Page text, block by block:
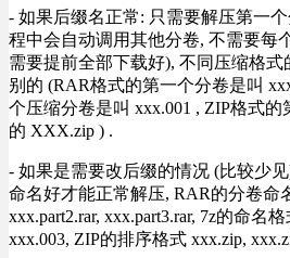
- 如果后缀名正常: 只需要解压第一
程中会自动调用其他分卷, 不需要每
需要提前全部下载好), 不同压缩格
别的 (RAR格式的第一个分卷是叫
个压缩分卷是叫 xxx.001 , ZIP格式
的 XXX.zip ) .
- 如果是需要改后缀的情况 (比较少
命名好才能正常解压, RAR的分卷命
xxx.part2.rar, xxx.part3.rar, 7z的命名
xxx.003, ZIP的排序格式 xxx.zip,